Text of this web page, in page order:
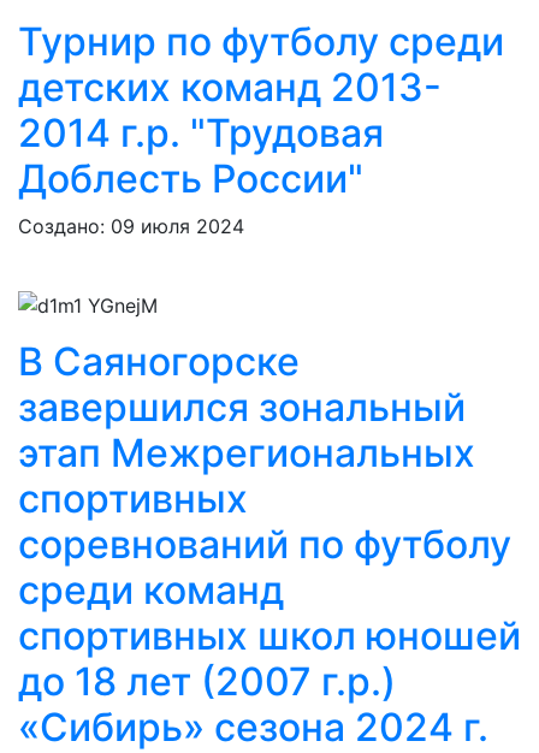
Турнир по футболу среди
детских команд 2013-
2014 г.р. "Трудовая
Доблесть России"
Создано: 09 июля 2024
В Саяногорске
завершился зональный
этап Межрегиональных
спортивных
соревнований по футболу
среди команд
спортивных школ юношей
до 18 лет (2007 г.р.)
«Сибирь» сезона 2024 г.